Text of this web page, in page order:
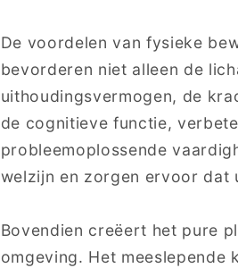
De voordelen van fysieke
bevorderen niet alleen de
uithoudingsvermogen, de
de cognitieve functie,
probleemoplossende
welzijn en zorgen ervoor dat
Bovendien creëert het pure
omgeving. Het meeslepende